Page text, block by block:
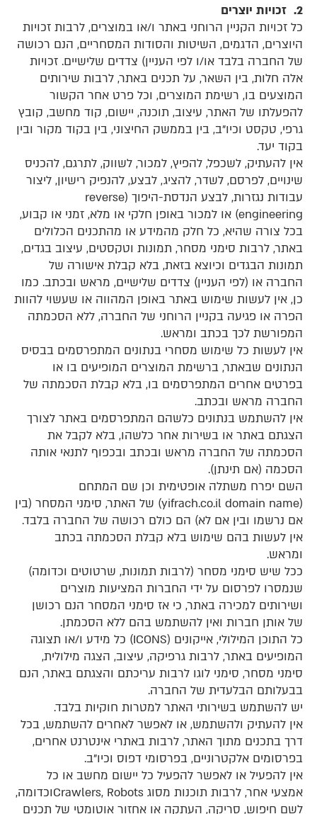
2. זכויות יוצרים
כל זכויות הקניין הרוחני באתר ו/או במוצרים, לרבות זכויות
היוצרים, הדגמים, השיטות והסודות המסחריים, הנם רכושה
של החברה בלבד או/ו לפי העניין) צדדים שלישיים. זכויות
אלה חלות, בין השאר, על תכנים באתר, לרבות שירותים
המוצעים בו, רשימת המוצרים, וכל פרט אחר הקשור
להפעלתו של האתר, עיצוב, תוכנה, יישום, קוד מחשב, קובץ
גרפי, טקסט וכיו"ב, בין בממשק החיצוני, בין בקוד מקור ובין
בקוד יעד.
אין להעתיק, לשכפל, להפיץ, למכור, לשווק, לתרגם, להכניס
שינויים, לפרסם, לשדר, להציג, לבצע, להנפיק רישיון, ליצור
עבודות נגזרות, לבצע הנדסת-היפוך (reverse
engineering) או למכור באופן חלקי או מלא, זמני או קבוע,
בכל צורה שהיא, כל חלק מהמידע או מהתכנים הכלולים
באתר, לרבות סימני מסחר, תמונות וטקסטים, עיצוב בגדים,
תמונות הבגדים וכיוצא בזאת, בלא קבלת אישורה של
החברה או (לפי העניין) צדדים שלישיים, מראש ובכתב. כמו
כן, אין לעשות שימוש באתר באופן המהווה או שעשוי להוות
הפרה או פגיעה בקניין הרוחני של החברה, ללא הסכמתה
המפורשת לכך בכתב ומראש.
אין לעשות כל שימוש מסחרי בנתונים המתפרסמים בבסיס
הנתונים שבאתר, ברשימת המוצרים המופיעים בו או
בפרטים אחרים המתפרסמים בו, בלא קבלת הסכמתה של
החברה מראש ובכתב.
אין להשתמש בנתונים כלשהם המתפרסמים באתר לצורך
הצגתם באתר או בשירות אחר כלשהו, בלא לקבל את
הסכמתה של החברה מראש ובכתב ובכפוף לתנאי אותה
הסכמה (אם תינתן).
השם יפרח משתלה אופטימית וכן שם המתחם
(yifrach.co.il domain name) של האתר, סימני המסחר (בין
אם נרשמו ובין אם לא) הם כולם רכושה של החברה בלבד.
אין לעשות בהם שימוש בלא קבלת הסכמתה בכתב
ומראש.
ככל שיש סימני מסחר (לרבות תמונות, שרטוטים וכדומה)
שנמסרו לפרסום על ידי החברות המציעות מוצרים
ושירותים למכירה באתר, כי אז סימני המסחר הנם רכושן
של אותן חברות ואין להשתמש בהם ללא הסכמתן.
כל התוכן המילולי, אייקונים (ICONS) כל מידע ו/או תצוגה
המופיעים באתר, לרבות גרפיקה, עיצוב, הצגה מילולית,
סימני מסחר, סימני לוגו לרבות עריכתם והצגתם באתר, הנם
בבעלותם הבלעדית של החברה.
יש להשתמש בשירותי האתר למטרות חוקיות בלבד.
אין להעתיק ולהשתמש, או לאפשר לאחרים להשתמש, בכל
דרך בתכנים מתוך האתר, לרבות באתרי אינטרנט אחרים,
בפרסומים אלקטרוניים, בפרסומי דפוס וכיו"ב.
אין להפעיל או לאפשר להפעיל כל יישום מחשב או כל
אמצעי אחר, לרבות תוכנות מסוג Crawlers, Robotsוכדומה,
לשם חיפוש, סריקה, העתקה או אחזור אוטומטי של תכנים